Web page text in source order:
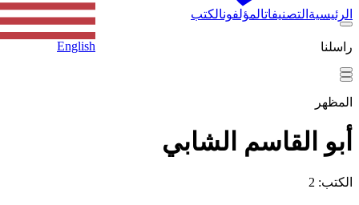
الرئيسية التصنيفاتالمؤلفونالكتب
راسلنا English
المظهر
أبو القاسم الشابي
الكتب: 2